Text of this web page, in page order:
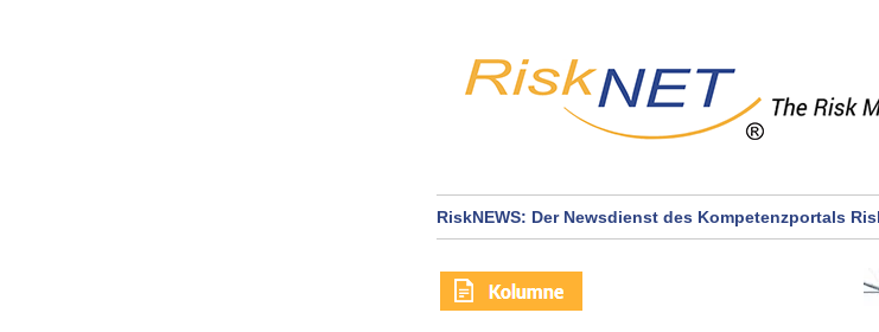
RiskNEWS: Der Newsdienst des Kompetenzportals